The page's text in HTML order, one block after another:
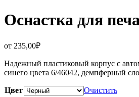
Оснастка для
от 235,00₽
Надежный пластиковый корпус с
синего цвета 6/46042, демпферный
Цвет
Очистить